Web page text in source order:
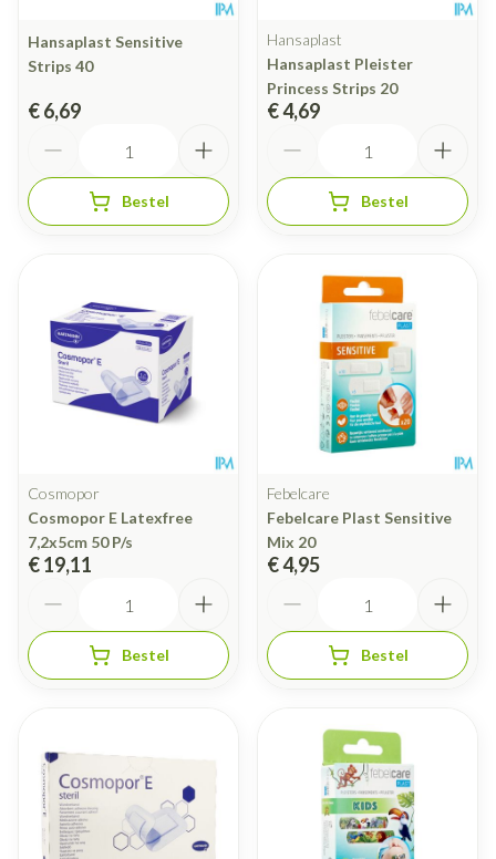
Hansaplast Sensitive
Strips 40
€ 6,69
Bestel
Hansaplast
Hansaplast Pleister
Princess Strips 20
€ 4,69
Bestel
Cosmopor
Cosmopor E Latexfree
7,2x5cm 50 P/s
€ 19,11
Bestel
Febelcare
Febelcare Plast Sensitive
Mix 20
€ 4,95
Bestel